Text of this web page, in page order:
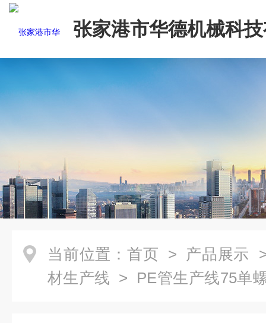
张家港市华德机械科
司
当前位置： 首页 > 产品展示
材生产线 > PE管生产线75单